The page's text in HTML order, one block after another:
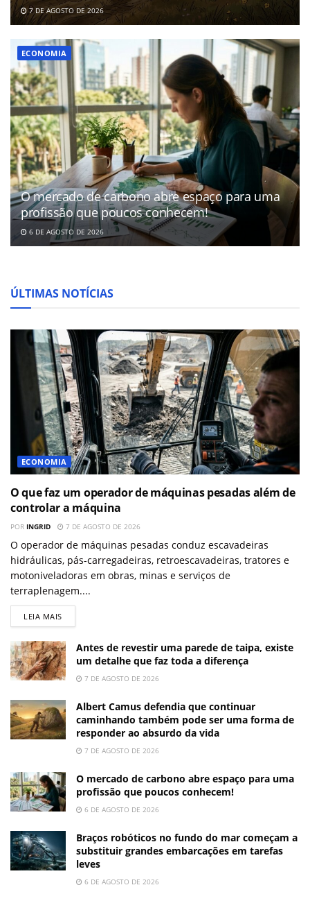
7 DE AGOSTO DE 2026
ECONOMIA
O mercado de carbono abre espaço para uma
profissão que poucos conhecem!
6 DE AGOSTO DE 2026
ÚLTIMAS NOTÍCIAS
ECONOMIA
O que faz um operador de máquinas pesadas além de
controlar a máquina
POR INGRID 7 DE AGOSTO DE 2026
O operador de máquinas pesadas conduz escavadeiras
hidráulicas, pás-carregadeiras, retroescavadeiras, tratores e
motoniveladoras em obras, minas e serviços de
terraplenagem....
LEIA MAIS
Antes de revestir uma parede de taipa, existe
um detalhe que faz toda a diferença
7 DE AGOSTO DE 2026
Albert Camus defendia que continuar
caminhando também pode ser uma forma de
responder ao absurdo da vida
7 DE AGOSTO DE 2026
O mercado de carbono abre espaço para uma
profissão que poucos conhecem!
6 DE AGOSTO DE 2026
Braços robóticos no fundo do mar começam a
substituir grandes embarcações em tarefas
leves
6 DE AGOSTO DE 2026